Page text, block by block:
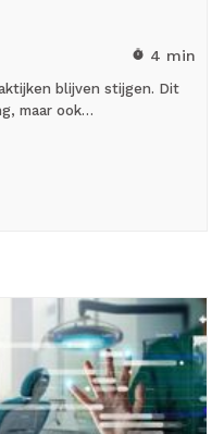
timer 4 min
blijven stijgen. Dit
maar ook…